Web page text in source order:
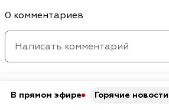
0 комментариев
В прямом эфире Горячие